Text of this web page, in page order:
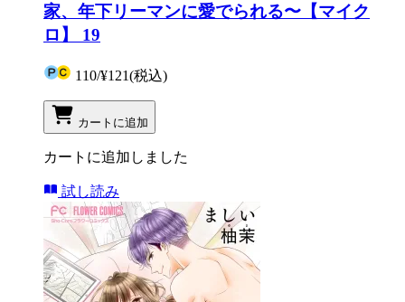
家、年下リーマンに愛でられる〜【マイク
ロ】 19
110/¥121(税込)
カートに追加
カートに追加しました
試し読み